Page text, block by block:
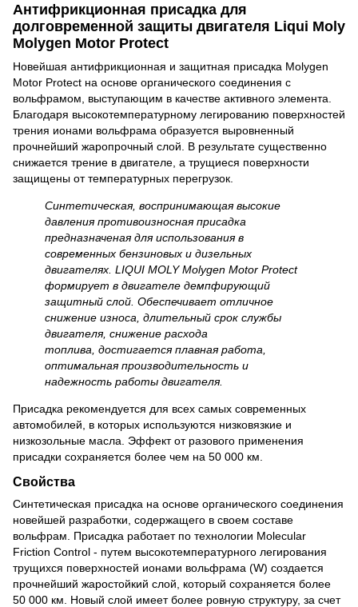
Антифрикционная присадка для
долговременной защиты двигателя Liqui Moly
Molygen Motor Protect
Новейшая антифрикционная и защитная присадка Molygen
Motor Protect на основе органического соединения с
вольфрамом, выступающим в качестве активного элемента.
Благодаря высокотемпературному легированию поверхностей
трения ионами вольфрама образуется выровненный
прочнейший жаропрочный слой. В результате существенно
снижается трение в двигателе, а трущиеся поверхности
защищены от температурных перегрузок.
Синтетическая, воспринимающая высокие
давления противоизносная присадка
предназначеная для использования в
современных бензиновых и дизельных
двигателях. LIQUI MOLY Molygen Motor Protect
формирует в двигателе демпфирующий
защитный слой. Обеспечивает отличное
снижение износа, длительный срок службы
двигателя, снижение расхода
топлива, достигается плавная работа,
оптимальная производительность и
надежность работы двигателя.
Присадка рекомендуется для всех самых современных
автомобилей, в которых используются низковязкие и
низкозольные масла. Эффект от разового применения
присадки сохраняется более чем на 50 000 км.
Свойства
Синтетическая присадка на основе органического соединения
новейшей разработки, содержащего в своем составе
вольфрам. Присадка работает по технологии Molecular
Friction Control - путем высокотемпературного легирования
трущихся поверхностей ионами вольфрама (W) создается
прочнейший жаростойкий слой, который сохраняется более
50 000 км. Новый слой имеет более ровную структуру, за счет